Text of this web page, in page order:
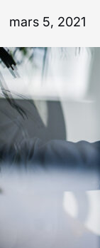
mars 5, 2021